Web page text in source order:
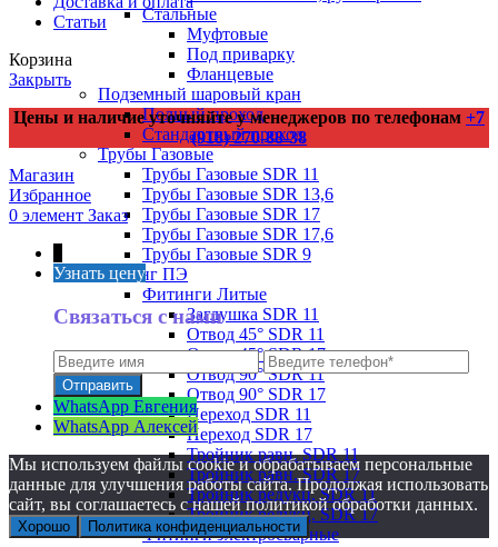
Стальные
Муфтовые
Под приварку
Фланцевые
Подземный шаровый кран
Полный проход
Стандартный проход
Трубы Газовые
Трубы Газовые SDR 11
Трубы Газовые SDR 13,6
Трубы Газовые SDR 17
Трубы Газовые SDR 17,6
Трубы Газовые SDR 9
Фитинг ПЭ
Фитинги Литые
Заглушка SDR 11
Отвод 45° SDR 11
Отвод 45° SDR 17
Отвод 90° SDR 11
Отвод 90° SDR 17
Переход SDR 11
Переход SDR 17
Тройник равн. SDR 11
Тройник равн. SDR 17
Тройник редукц. SDR 11
Тройник редукц. SDR 17
Фитинги электросварные
Статьи
Корзина
Закрыть
Цены и наличие уточняйте у менеджеров по телефонам +7
(918) 270-88-38
Магазин
Избранное
0 элемент Заказ
Узнать цену
Связаться с нами
WhatsApp Евгения
WhatsApp Алексей
Мы используем файлы cookie и обрабатываем персональные
данные для улучшения работы сайта. Продолжая использовать
сайт, вы соглашаетесь с нашей политикой обработки данных.
Хорошо Политика конфиденциальности